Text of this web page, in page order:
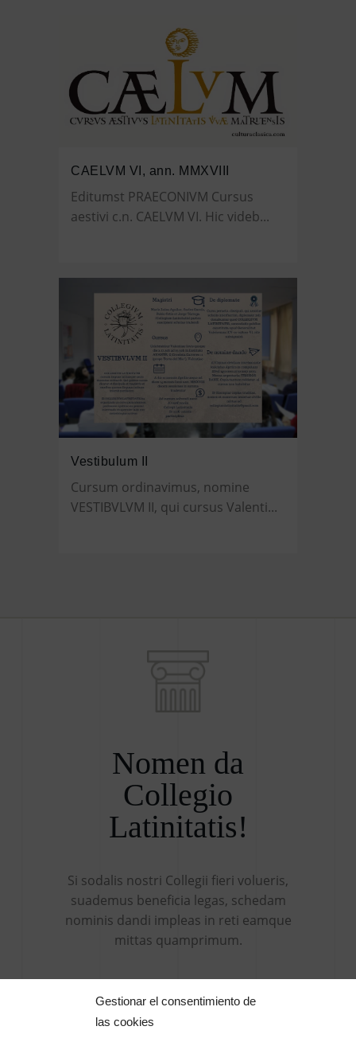
Gestionar el consentimiento de
las cookies
CAELVM VI, ann. MMXVIII
Editumst PRAECONIVM Cursus
aestivi c.n. CAELVM VI. Hic videb...
Vestibulum II
Cursum ordinavimus, nomine
VESTIBVLVM II, qui cursus Valenti...
Nomen da
Collegio
Latinitatis!
Si sodalis nostri Collegii fieri volueris,
suademus beneficia legas, schedam
nominis dandi impleas in reti eamque
mittas quamprimum.
NOMEN DABO!